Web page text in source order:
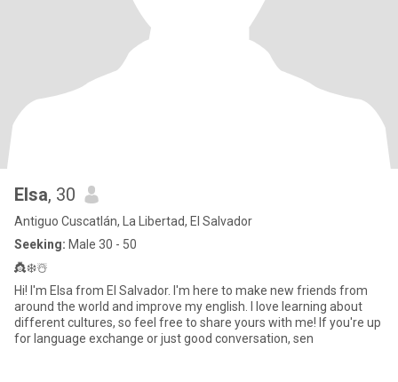
Elsa, 30
Antiguo Cuscatlán, La Libertad, El Salvador
Seeking: Male 30 - 50
👸❄️☃️
Hi! I'm Elsa from El Salvador. I'm here to make new friends from
around the world and improve my english. I love learning about
different cultures, so feel free to share yours with me! If you're up
for language exchange or just good conversation, sen